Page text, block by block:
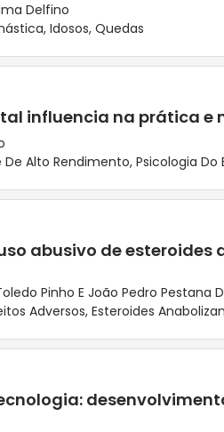
Delfino
, Idosos, Quedas
influencia na prática
De Alto Rendimento, Psicologia Do
abusivo de
Pinho E João Pedro Pestana
Adversos, Esteroides